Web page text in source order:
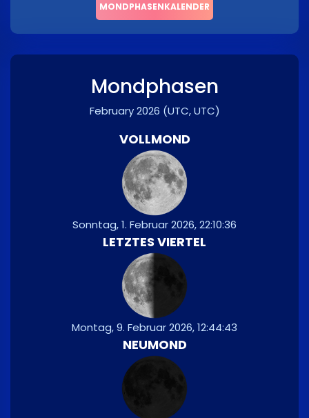
MONDPHASENKALENDER
Mondphasen
February 2026 (UTC, UTC)
VOLLMOND
Sonntag, 1. Februar 2026, 22:10:36
LETZTES VIERTEL
Montag, 9. Februar 2026, 12:44:43
NEUMOND